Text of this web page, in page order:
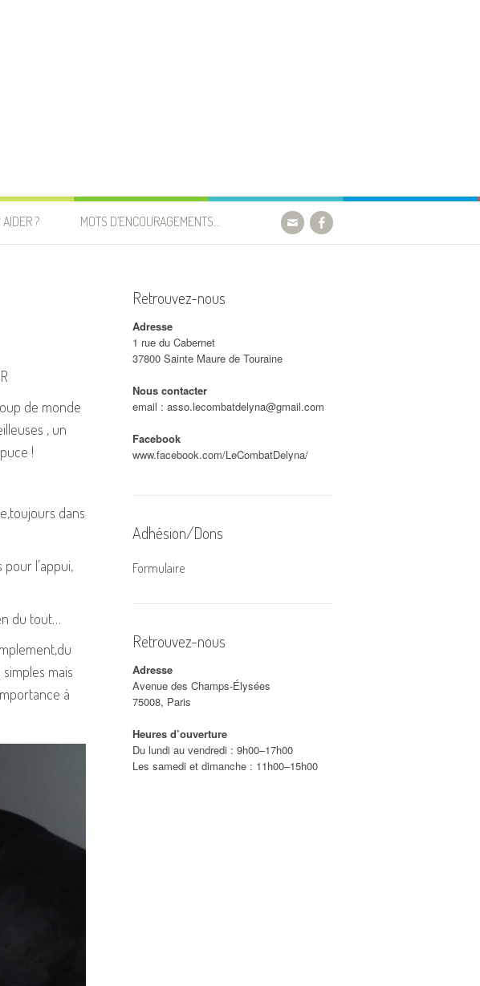
? MOTS D’ENCOURAGEMENTS…
de monde
, un
!
dans
l’appui,
du tout…
mais
à
Retrouvez-nous
Adresse
1 rue du Cabernet
37800 Sainte Maure de Touraine
Nous contacter
email : asso.lecombatdelyna@gmail.com
Facebook
www.facebook.com/LeCombatDelyna/
Adhésion/Dons
Formulaire
Retrouvez-nous
Adresse
Avenue des Champs-Élysées
75008, Paris
Heures d’ouverture
Du lundi au vendredi : 9h00–17h00
Les samedi et dimanche : 11h00–15h00